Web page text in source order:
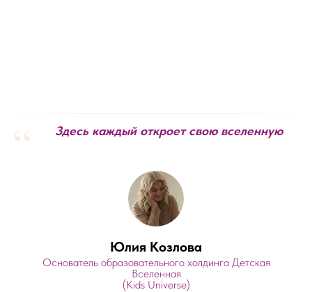
“ Здесь каждый откроет свою вселенную
Юлия Козлова
Основатель образовательного холдинга Детская
Вселенная
(Kids Universe)